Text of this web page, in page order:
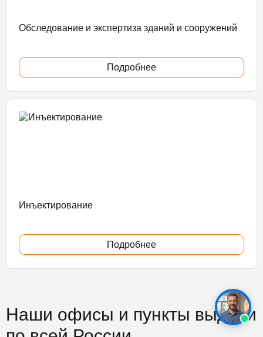
Обследование и экспертиза зданий и сооружений
Подробнее
Инъектирование
Подробнее
Наши офисы и пункты выдачи